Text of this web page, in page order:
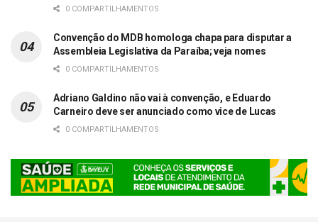
0 COMPARTILHAMENTOS
Convenção do MDB homologa chapa para disputar a
Assembleia Legislativa da Paraíba; veja nomes
0 COMPARTILHAMENTOS
Adriano Galdino não vai à convenção, e Eduardo
Carneiro deve ser anunciado como vice de Lucas
0 COMPARTILHAMENTOS